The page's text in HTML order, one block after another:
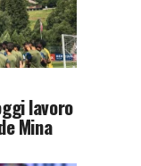
lavoro
Mina